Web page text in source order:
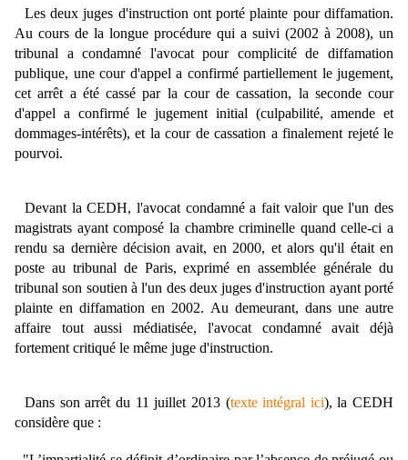
Les deux juges d'instruction ont porté plainte pour diffamation.
Au cours de la longue procédure qui a suivi (2002 à 2008), un
tribunal a condamné l'avocat pour complicité de diffamation
publique, une cour d'appel a confirmé partiellement le jugement,
cet arrêt a été cassé par la cour de cassation, la seconde cour
d'appel a confirmé le jugement initial (culpabilité, amende et
dommages-intérêts), et la cour de cassation a finalement rejeté le
pourvoi.
Devant la CEDH, l'avocat condamné a fait valoir que l'un des
magistrats ayant composé la chambre criminelle quand celle-ci a
rendu sa dernière décision avait, en 2000, et alors qu'il était en
poste au tribunal de Paris, exprimé en assemblée générale du
tribunal son soutien à l'un des deux juges d'instruction ayant porté
plainte en diffamation en 2002. Au demeurant, dans une autre
affaire tout aussi médiatisée, l'avocat condamné avait déjà
fortement critiqué le même juge d'instruction.
Dans son arrêt du 11 juillet 2013 (texte intégral ici), la CEDH
considère que :